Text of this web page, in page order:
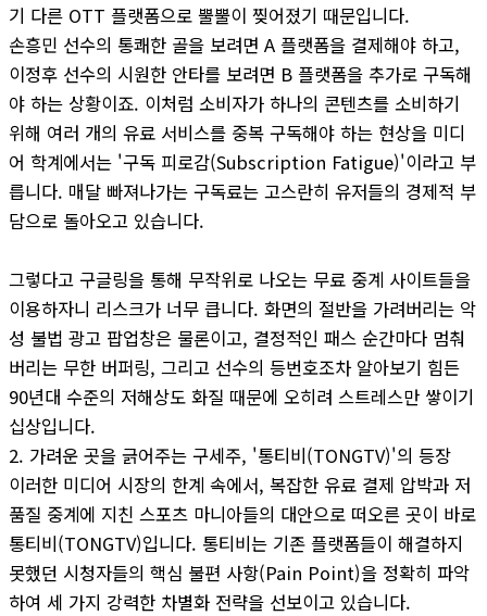
기 다른 OTT 플랫폼으로 뿔뿔이 찢어졌기 때문입니다.
손흥민 선수의 통쾌한 골을 보려면 A 플랫폼을 결제해야 하고,
이정후 선수의 시원한 안타를 보려면 B 플랫폼을 추가로 구독해
야 하는 상황이죠. 이처럼 소비자가 하나의 콘텐츠를 소비하기
위해 여러 개의 유료 서비스를 중복 구독해야 하는 현상을 미디
어 학계에서는 '구독 피로감(Subscription Fatigue)'이라고 부
릅니다. 매달 빠져나가는 구독료는 고스란히 유저들의 경제적 부
담으로 돌아오고 있습니다.
그렇다고 구글링을 통해 무작위로 나오는 무료 중계 사이트들을
이용하자니 리스크가 너무 큽니다. 화면의 절반을 가려버리는 악
성 불법 광고 팝업창은 물론이고, 결정적인 패스 순간마다 멈춰
버리는 무한 버퍼링, 그리고 선수의 등번호조차 알아보기 힘든
90년대 수준의 저해상도 화질 때문에 오히려 스트레스만 쌓이기
십상입니다.
2. 가려운 곳을 긁어주는 구세주, '통티비(TONGTV)'의 등장
이러한 미디어 시장의 한계 속에서, 복잡한 유료 결제 압박과 저
품질 중계에 지친 스포츠 마니아들의 대안으로 떠오른 곳이 바로
통티비(TONGTV)입니다. 통티비는 기존 플랫폼들이 해결하지
못했던 시청자들의 핵심 불편 사항(Pain Point)을 정확히 파악
하여 세 가지 강력한 차별화 전략을 선보이고 있습니다.